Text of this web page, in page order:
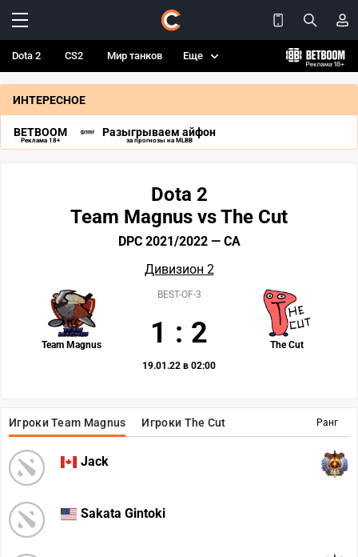
Dota 2 CS2 Мир танков Еще
ИНТЕРЕСНОЕ
BETBOOM
Реклама 18+
Разыгрываем айфон
за прогнозы на MLBB
Ранг
Игроки Team Magnus Игроки The Cut
Jack
365
Sakata Gintoki
Dota 2
Team Magnus vs The Cut
DPC 2021/2022 — СА
Дивизион 2
Team Magnus The Cut
BEST-OF-3
1 : 2
19.01.22 в 02:00